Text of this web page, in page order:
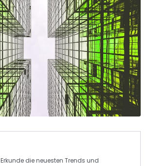
Erkunde die neuesten Trends und